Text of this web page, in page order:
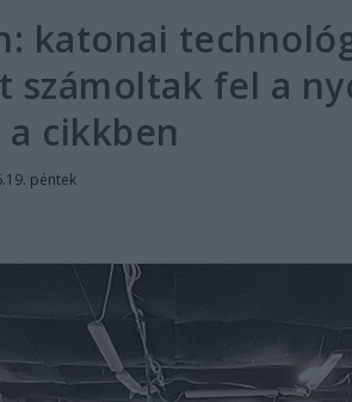
katonai
fel a
cikkben
péntek